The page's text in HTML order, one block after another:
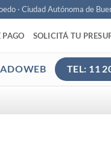
· Ciudad Autónoma de
PAGO SOLICITÁ TU
TEL: 11